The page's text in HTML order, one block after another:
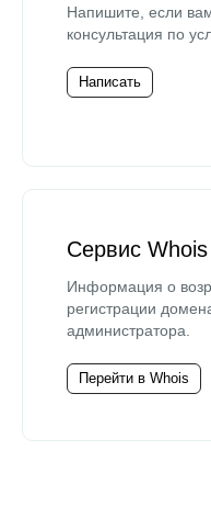
Напишите, если
консультация по
Написать
Сервис Whois
Информация о
регистрации
администратора.
Перейти в Whois